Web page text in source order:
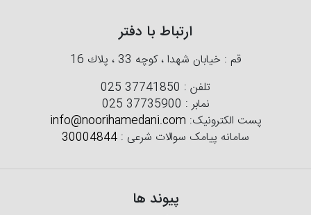
ارتباط با دفتر
قم : خیابان شهدا ، كوچه 33 ، پلاك 16
تلفن :025 37741850
نمابر :025 37735900
پست الکترونیک:info@noorihamedani.com
سامانه پیامک سوالات شرعی : 30004844
پیوند ها